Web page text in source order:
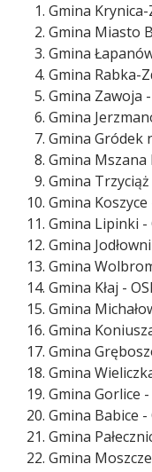
Gmina
Gmina Miasto
Gmina
Gmina Rabka-
Gmina Zawoja
Gmina
Gmina Gródek
Gmina Mszana
Gmina Trzyciąż
Gmina
Gmina Lipinki -
Gmina
Gmina
Gmina Kłaj -
Gmina
Gmina
Gmina
Gmina
Gmina Gorlice
Gmina Babice -
Gmina
Gmina